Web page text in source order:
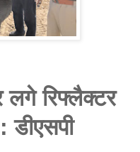
लगे रिफ्लैक्टर